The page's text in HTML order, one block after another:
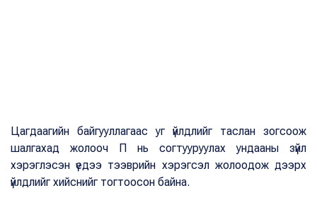
Цагдаагийн байгууллагаас уг үйлдлийг таслан зогсоож
шалгахад жолооч П нь согтууруулах ундааны зүйл
хэрэглэсэн үедээ тээврийн хэрэгсэл жолоодож дээрх
үйлдлийг хийснийг тогтоосон байна.